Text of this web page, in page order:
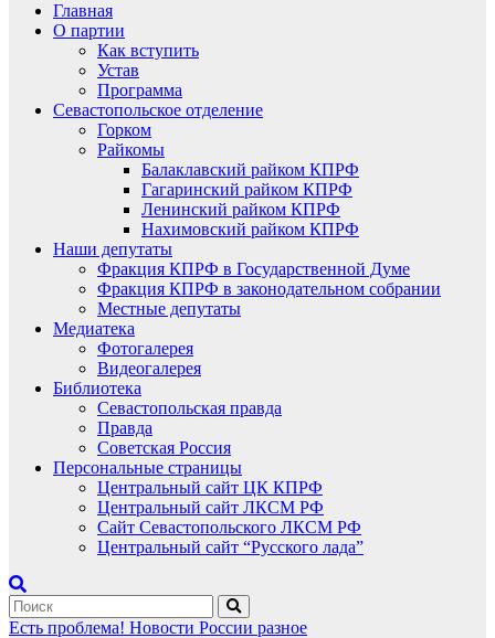
Главная
О партии
Как вступить
Устав
Программа
Севастопольское отделение
Горком
Райкомы
Балаклавский райком КПРФ
Гагаринский райком КПРФ
Ленинский райком КПРФ
Нахимовский райком КПРФ
Наши депутаты
Фракция КПРФ в Государственной Думе
Фракция КПРФ в законодательном собрании
Местные депутаты
Медиатека
Фотогалерея
Видеогалерея
Библиотека
Севастопольская правда
Правда
Советская Россия
Персональные страницы
Центральный сайт ЦК КПРФ
Центральный сайт ЛКСМ РФ
Сайт Севастопольского ЛКСМ РФ
Центральный сайт “Русского лада”
Есть проблема! Новости России разное